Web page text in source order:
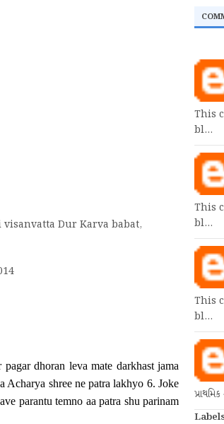
Dur Karva babat,
dhoran leva mate darkhast jama
Acharya shree ne patra lakhyo 6. Joke
parantu temno aa patra shu parinam
This
bl…
This
bl…
This
bl…